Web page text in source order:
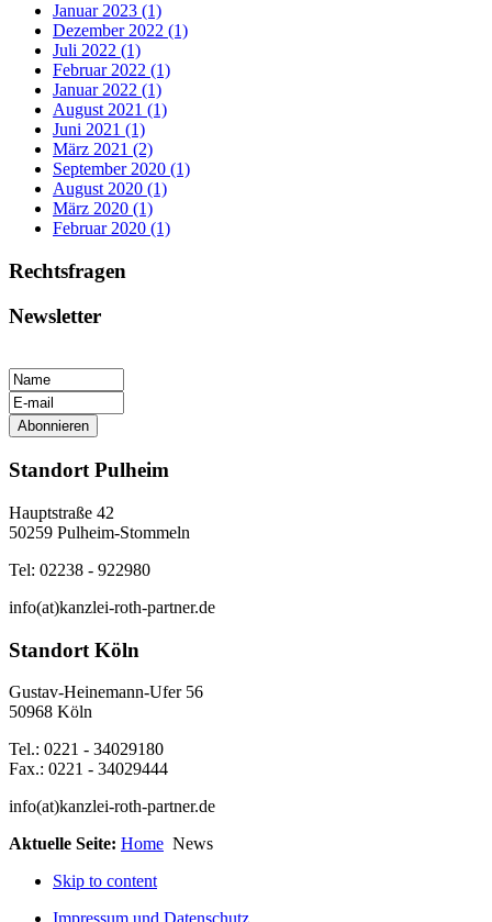
Januar 2023 (1)
Dezember 2022 (1)
Juli 2022 (1)
Februar 2022 (1)
Januar 2022 (1)
August 2021 (1)
Juni 2021 (1)
März 2021 (2)
September 2020 (1)
August 2020 (1)
März 2020 (1)
Februar 2020 (1)
Rechtsfragen
Newsletter
Standort Pulheim
Hauptstraße 42
50259 Pulheim-Stommeln
Tel: 02238 - 922980
info(at)kanzlei-roth-partner.de
Standort Köln
Gustav-Heinemann-Ufer 56
50968 Köln
Tel.: 0221 - 34029180
Fax.: 0221 - 34029444
info(at)kanzlei-roth-partner.de
Aktuelle Seite: Home News
Skip to content